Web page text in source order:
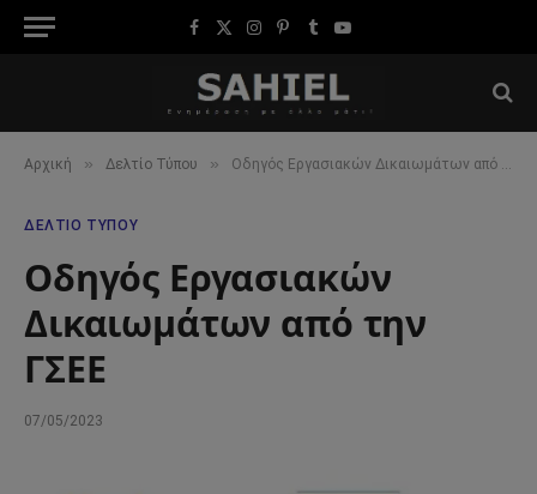
Facebook
X
Instagram
Pinterest
TumblrYouTube
Αρχική » Δελτίο Τύπου » Οδηγός Εργασιακών Δικαιωμάτων από την ΓΣΕΕ
ΔΕΛΤΊΟ ΤΎΠΟΥ
Οδηγός Εργασιακών
Δικαιωμάτων από την
ΓΣΕΕ
07/05/2023